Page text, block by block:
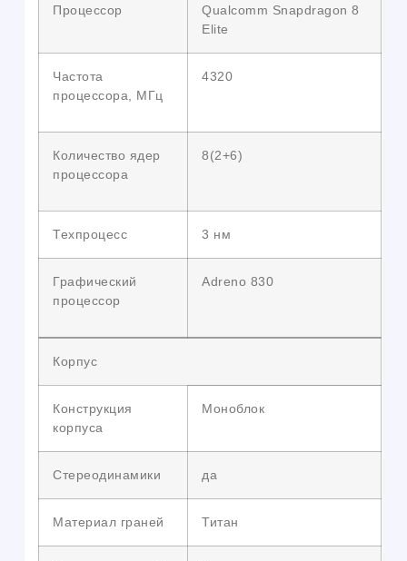
Процессор
Qualcomm Snapdragon 8
Elite
Частота
процессора, МГц
4320
Количество ядер
процессора
8(2+6)
Техпроцесс 3 нм
Графический
процессор
Adreno 830
Корпус
Конструкция
корпуса
Моноблок
Стереодинамики да
Материал граней Титан